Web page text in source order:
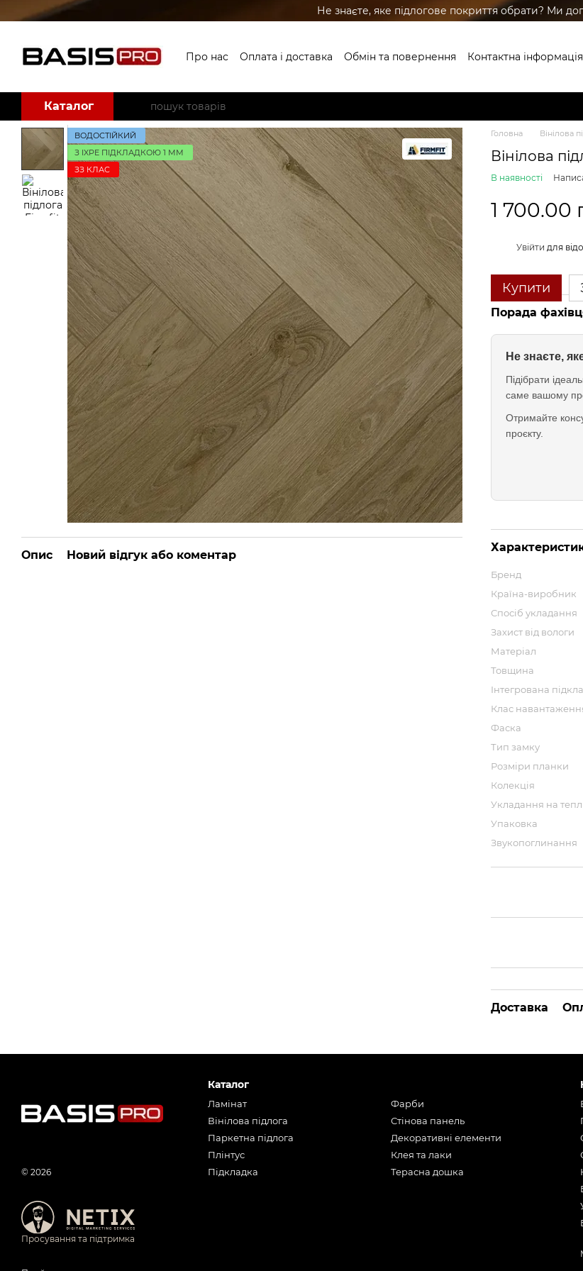
Перейти до основного контенту Не знаєте, яке підлогове покриття обрати? Ми
Про нас Оплата і доставка Обмін та повернення Контактна інформація
Каталог
ВОДОСТІЙКИЙ
З IXPE ПІДКЛАДКОЮ 1 ММ
ЗЗ КЛАС
Опис Новий відгук або коментар
Головна Вінілова
Вінілова
В наявності
1 700.00
Увійти для
Купити
Порада
Не знаєте,
Підібрати
саме вашому
Отримайте
проєкту.
Бренд
Країна-виробник
Спосіб укладання
Захист від вологи
Матеріал
Товщина
Інтегрована
Клас
Фаска
Тип замку
Розміри планки
Колекція
Укладання на
Упаковка
Звукопоглинання
Доставка
© 2026
Просування та підтримка
Каталог
Ламінат
Вінілова підлога
Паркетна підлога
Плінтус
Підкладка
Фарби
Стінова панель
Декоративні елементи
Клея та лаки
Терасна дошка